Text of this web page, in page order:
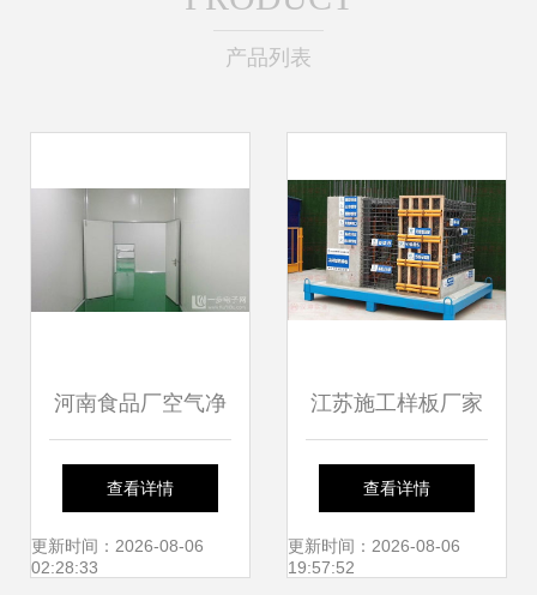
产品列表
河南食品厂空气净
化工程 规范价格与
专业施工服务全解
查看详情
更新时间：2026-08-06
02:28:33
江苏施工样板厂家
汉坤实业 产品辐射
全国，打造建筑施
查看详情
更新时间：2026-08-06
19:57:52